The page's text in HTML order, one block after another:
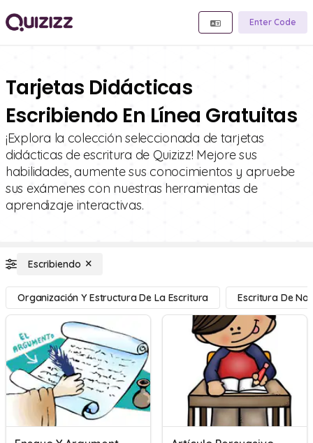
Enter Code
Tarjetas Didácticas
Escribiendo En Línea Gratuitas
¡Explora la colección seleccionada de tarjetas
didácticas de escritura de Quizizz! Mejore sus
habilidades, aumente sus conocimientos y apruebe
sus exámenes con nuestras herramientas de
aprendizaje interactivas.
Escribiendo
Organización Y Estructura De La Escritura Escritura De No